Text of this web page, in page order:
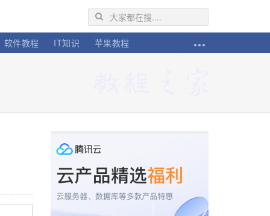
软件教程 IT知识 苹果教程